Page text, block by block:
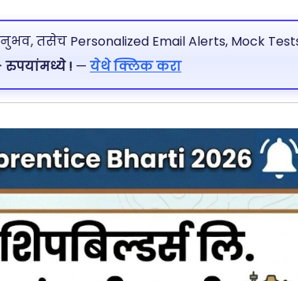
तसेच Personalized Email Alerts, Mock
रुपयांमध्ये ! — येथे क्लिक करा